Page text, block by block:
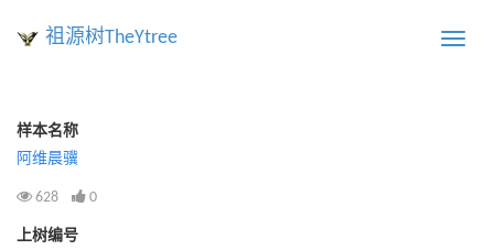
Toggle
祖源树TheYtree
样本名称
阿维晨骥
628 0
上树编号